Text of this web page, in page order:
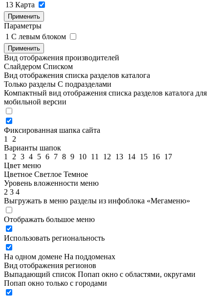
13 Карта
Применить
Параметры
1 C левым блоком
Применить
Вид отображения производителей
Слайдером Списком
Вид отображения списка разделов каталога
Только разделы С подразделами
Компактный вид отображения списка разделов каталога для
мобильной версии
Фиксированная шапка сайта
1
2
Варианты шапок
1
2 3 4 5 6 7 8 9 10 11 12 13 14 15 16 17
Цвет меню
Цветное Светлое Темное
Уровень вложенности меню
2 3 4
Выгружать в меню разделы из инфоблока «Мегаменю»
Отображать большое меню
Использовать региональность
На одном домене На поддоменах
Вид отображения регионов
Выпадающий список Попап окно c областями, округами
Попап окно только с городами